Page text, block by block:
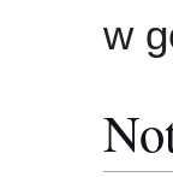
w